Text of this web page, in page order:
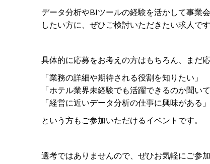
データ分析やBIツールの経験を活かして事業
したい方に、ぜひご検討いただきたい求人です
具体的に応募をお考えの方はもちろん、まだ
「業務の詳細や期待される役割を知りたい」
「ホテル業界未経験でも活躍できるのか聞いて
「経営に近いデータ分析の仕事に興味がある」
という方もご参加いただけるイベントです。
選考ではありませんので、ぜひお気軽にご参加